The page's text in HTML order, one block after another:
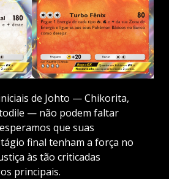
de Johto — Chikorita,
— não podem faltar
que suas
final tenham a força no
às tão criticadas
principais.